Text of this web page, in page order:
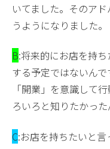
いてました。そのア
うようになりました。
B:将来的にお店を持
する予定ではないん
「開業」を意識して
ろいろと知りたかった
C:お店を持ちたいと